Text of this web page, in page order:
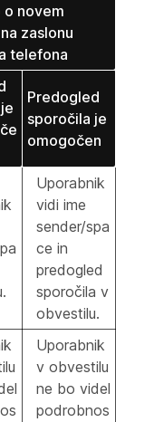
novem
zaslonu
telefona
Predogled
sporočila je
omogočen
Uporabnik
vidi ime
sender/spa
ce in
predogled
sporočila v
obvestilu.
Uporabnik
v obvestilu
ne bo videl
podrobnos